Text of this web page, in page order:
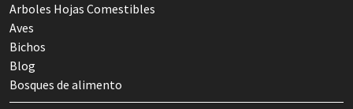
Arboles Hojas Comestibles
Aves
Bichos
Blog
Bosques de alimento